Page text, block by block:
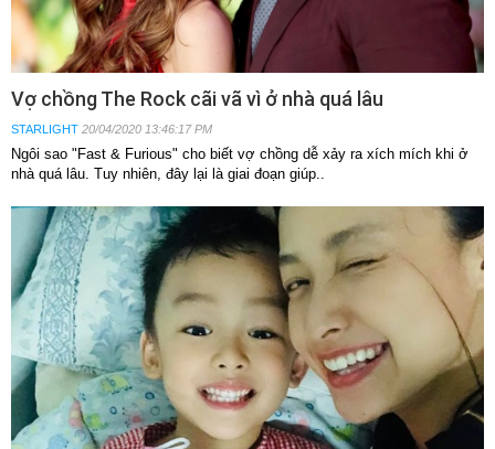
Vợ chồng The Rock cãi vã vì ở nhà quá lâu
STARLIGHT 20/04/2020 13:46:17 PM
Ngôi sao "Fast & Furious" cho biết vợ chồng dễ xảy ra xích mích khi ở
nhà quá lâu. Tuy nhiên, đây lại là giai đoạn giúp..